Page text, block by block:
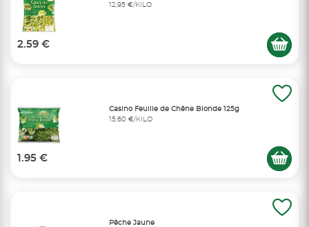
12,95 €/KILO
2.59 €
Casino Feuille de Chêne Blonde 125g
15,60 €/KILO
1.95 €
Pêche Jaune